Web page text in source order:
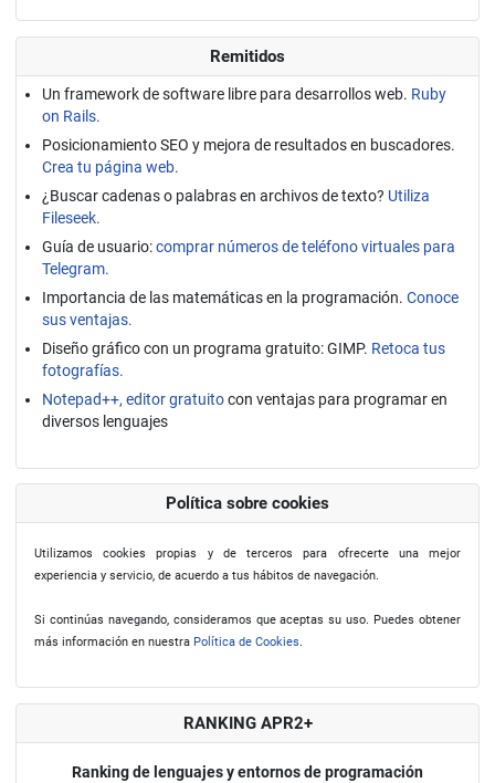
Remitidos
Un framework de software libre para desarrollos web. Ruby
on Rails.
Posicionamiento SEO y mejora de resultados en buscadores.
Crea tu página web.
¿Buscar cadenas o palabras en archivos de texto? Utiliza
Fileseek.
Guía de usuario:comprar números de teléfono virtuales para
Telegram.
Importancia de las matemáticas en la programación. Conoce
sus ventajas.
Diseño gráfico con un programa gratuito: GIMP. Retoca tus
fotografías.
Notepad++, editor gratuitocon ventajas para programar en
diversos lenguajes
Política sobre cookies
Utilizamos cookies propias y de terceros para ofrecerte una mejor
experiencia y servicio, de acuerdo a tus hábitos de navegación.
Si continúas navegando, consideramos que aceptas su uso. Puedes obtener
más información en nuestra Política de Cookies.
RANKING APR2+
Ranking de lenguajes y entornos de programación